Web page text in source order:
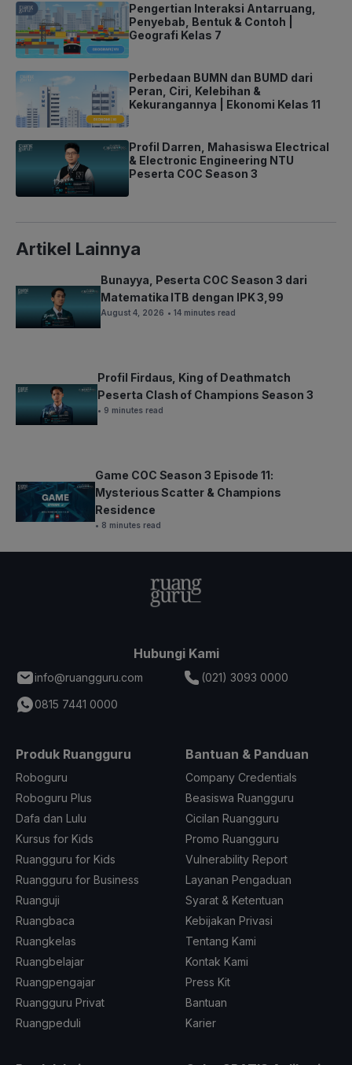
Pengertian Interaksi Antarruang,
Penyebab, Bentuk & Contoh |
Geografi Kelas 7
Perbedaan BUMN dan BUMD dari
Peran, Ciri, Kelebihan &
Kekurangannya | Ekonomi Kelas 11
Profil Darren, Mahasiswa Electrical
& Electronic Engineering NTU
Peserta COC Season 3
Artikel Lainnya
Bunayya, Peserta COC Season 3 dari
Matematika ITB dengan IPK 3,99
August 4, 2026 • 14 minutes read
Profil Firdaus, King of Deathmatch
Peserta Clash of Champions Season 3
• 9 minutes read
Game COC Season 3 Episode 11:
Mysterious Scatter & Champions
Residence
• 8 minutes read
Hubungi Kami
info@ruangguru.com
(021) 3093 0000
0815 7441 0000
Produk Ruangguru
Roboguru
Roboguru Plus
Dafa dan Lulu
Kursus for Kids
Ruangguru for Kids
Ruangguru for Business
Ruanguji
Ruangbaca
Ruangkelas
Ruangbelajar
Ruangpengajar
Ruangguru Privat
Ruangpeduli
Bantuan & Panduan
Company Credentials
Beasiswa Ruangguru
Cicilan Ruangguru
Promo Ruangguru
Vulnerability Report
Layanan Pengaduan
Syarat & Ketentuan
Kebijakan Privasi
Tentang Kami
Kontak Kami
Press Kit
Bantuan
Karier